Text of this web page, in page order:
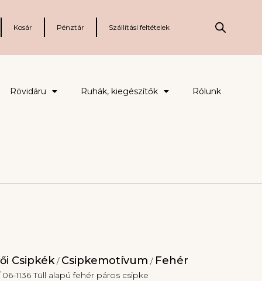
Kosár Pénztár Szállítási feltételek
Rövidáru Ruhák, kiegészítők Rólunk
Csipkék/ Csipkemotívum / Fehér
06-1136 Tüll alapú fehér páros csipke